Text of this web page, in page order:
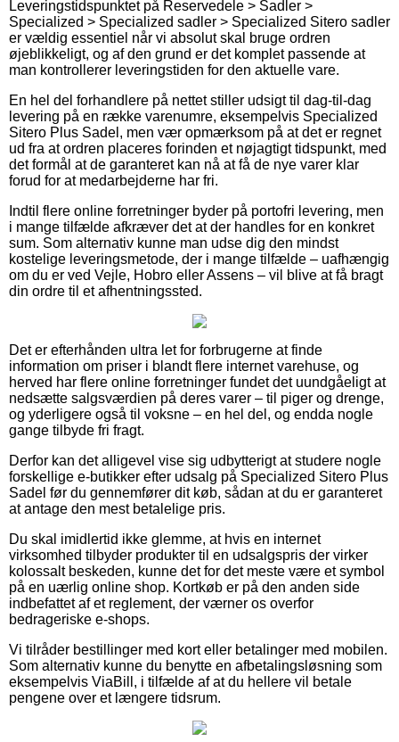
Leveringstidspunktet på Reservedele > Sadler >
Specialized > Specialized sadler > Specialized Sitero sadler
er vældig essentiel når vi absolut skal bruge ordren
øjeblikkeligt, og af den grund er det komplet passende at
man kontrollerer leveringstiden for den aktuelle vare.
En hel del forhandlere på nettet stiller udsigt til dag-til-dag
levering på en række varenumre, eksempelvis Specialized
Sitero Plus Sadel, men vær opmærksom på at det er regnet
ud fra at ordren placeres forinden et nøjagtigt tidspunkt, med
det formål at de garanteret kan nå at få de nye varer klar
forud for at medarbejderne har fri.
Indtil flere online forretninger byder på portofri levering, men
i mange tilfælde afkræver det at der handles for en konkret
sum. Som alternativ kunne man udse dig den mindst
kostelige leveringsmetode, der i mange tilfælde – uafhængig
om du er ved Vejle, Hobro eller Assens – vil blive at få bragt
din ordre til et afhentningssted.
Det er efterhånden ultra let for forbrugerne at finde
information om priser i blandt flere internet varehuse, og
herved har flere online forretninger fundet det uundgåeligt at
nedsætte salgsværdien på deres varer – til piger og drenge,
og yderligere også til voksne – en hel del, og endda nogle
gange tilbyde fri fragt.
Derfor kan det alligevel vise sig udbytterigt at studere nogle
forskellige e-butikker efter udsalg på Specialized Sitero Plus
Sadel før du gennemfører dit køb, sådan at du er garanteret
at antage den mest betalelige pris.
Du skal imidlertid ikke glemme, at hvis en internet
virksomhed tilbyder produkter til en udsalgspris der virker
kolossalt beskeden, kunne det for det meste være et symbol
på en uærlig online shop. Kortkøb er på den anden side
indbefattet af et reglement, der værner os overfor
bedrageriske e-shops.
Vi tilråder bestillinger med kort eller betalinger med mobilen.
Som alternativ kunne du benytte en afbetalingsløsning som
eksempelvis ViaBill, i tilfælde af at du hellere vil betale
pengene over et længere tidsrum.